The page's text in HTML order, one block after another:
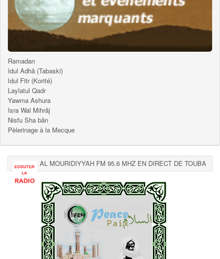
Ramadan
Idul Adhâ (Tabaski)
Idul Fitr (Korité)
Laylatul Qadr
Yawma Ashura
Isra Wal Mihrâj
Nisfu Sha bân
Pèlerinage à la Mecque
AL MOURIDIYYAH FM 95.6 MHZ EN DIRECT DE TOUBA